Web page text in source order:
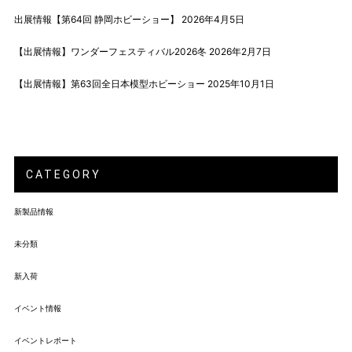
出展情報【第64回 静岡ホビーショー】 2026年4月5日
【出展情報】ワンダーフェスティバル2026冬 2026年2月7日
【出展情報】第63回全日本模型ホビーショー 2025年10月1日
CATEGORY
新製品情報
未分類
新入荷
イベント情報
イベントレポート